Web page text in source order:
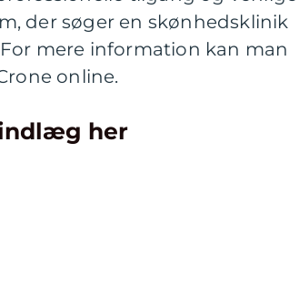
der søger en skønhedsklinik
mere information kan man
online.
her